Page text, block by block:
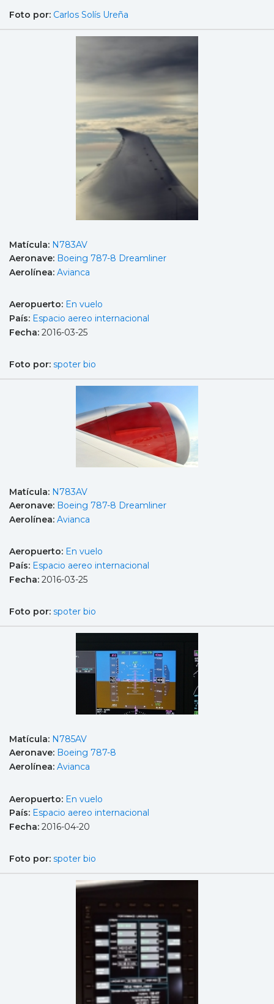
Foto por: Carlos Solís Ureña
Matícula: N783AV
Aeronave: Boeing 787-8 Dreamliner
Aerolínea: Avianca
Aeropuerto: En vuelo
País: Espacio aereo internacional
Fecha: 2016-03-25
Foto por: spoter bio
Matícula: N783AV
Aeronave: Boeing 787-8 Dreamliner
Aerolínea: Avianca
Aeropuerto: En vuelo
País: Espacio aereo internacional
Fecha: 2016-03-25
Foto por: spoter bio
Matícula: N785AV
Aeronave: Boeing 787-8
Aerolínea: Avianca
Aeropuerto: En vuelo
País: Espacio aereo internacional
Fecha: 2016-04-20
Foto por: spoter bio